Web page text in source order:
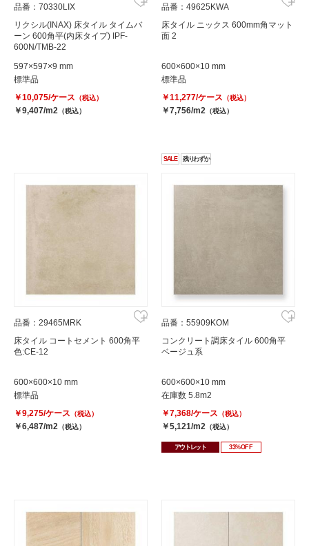
品番：70330LIX
リクシル(INAX) 床タイル タイムバ
ーン 600角平(内床タイプ) IPF-
600N/TMB-22
597×597×9 mm
標準品
￥10,075/ケース （税込）
￥9,407/m2 （税込）
品番：49625KWA
床タイル ニックス 600mm角マット
面 2
600×600×10 mm
標準品
￥11,277/ケース （税込）
￥7,756/m2 （税込）
品番：29465MRK
床タイル コートセメント 600角平
色:CE-12
600×600×10 mm
標準品
￥9,275/ケース （税込）
￥6,487/m2 （税込）
SALE 残りわずか
品番：55909KOM
コンクリート調床タイル 600角平
ベージュ系
600×600×10 mm
在庫数 5.8m2
￥7,368/ケース （税込）
￥5,121/m2 （税込）
アウトレット 33%OFF